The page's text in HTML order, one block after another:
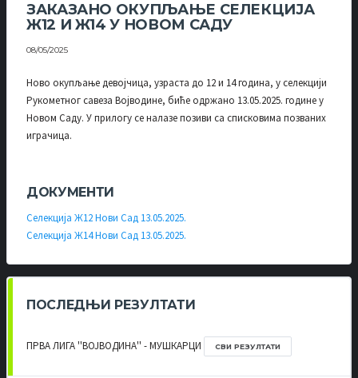
ЗАКАЗАНО ОКУПЉАЊЕ СЕЛЕКЦИЈА
Ж12 И Ж14 У НОВОМ САДУ
08/05/2025
Ново окупљање девојчица, узраста до 12 и 14 година, у селекцији
Рукометног савеза Војводине, биће одржано 13.05.2025. године у
Новом Саду. У прилогу се налазе позиви са списковима позваних
играчица.
ДОКУМЕНТИ
Селекција Ж12 Нови Сад 13.05.2025.
Селекција Ж14 Нови Сад 13.05.2025.
ПОСЛЕДЊИ РЕЗУЛТАТИ
ПРВА ЛИГА ''ВОЈВОДИНА'' - МУШКАРЦИ СВИ РЕЗУЛТАТИ